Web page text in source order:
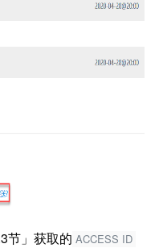
节」获取的 ACCESS ID